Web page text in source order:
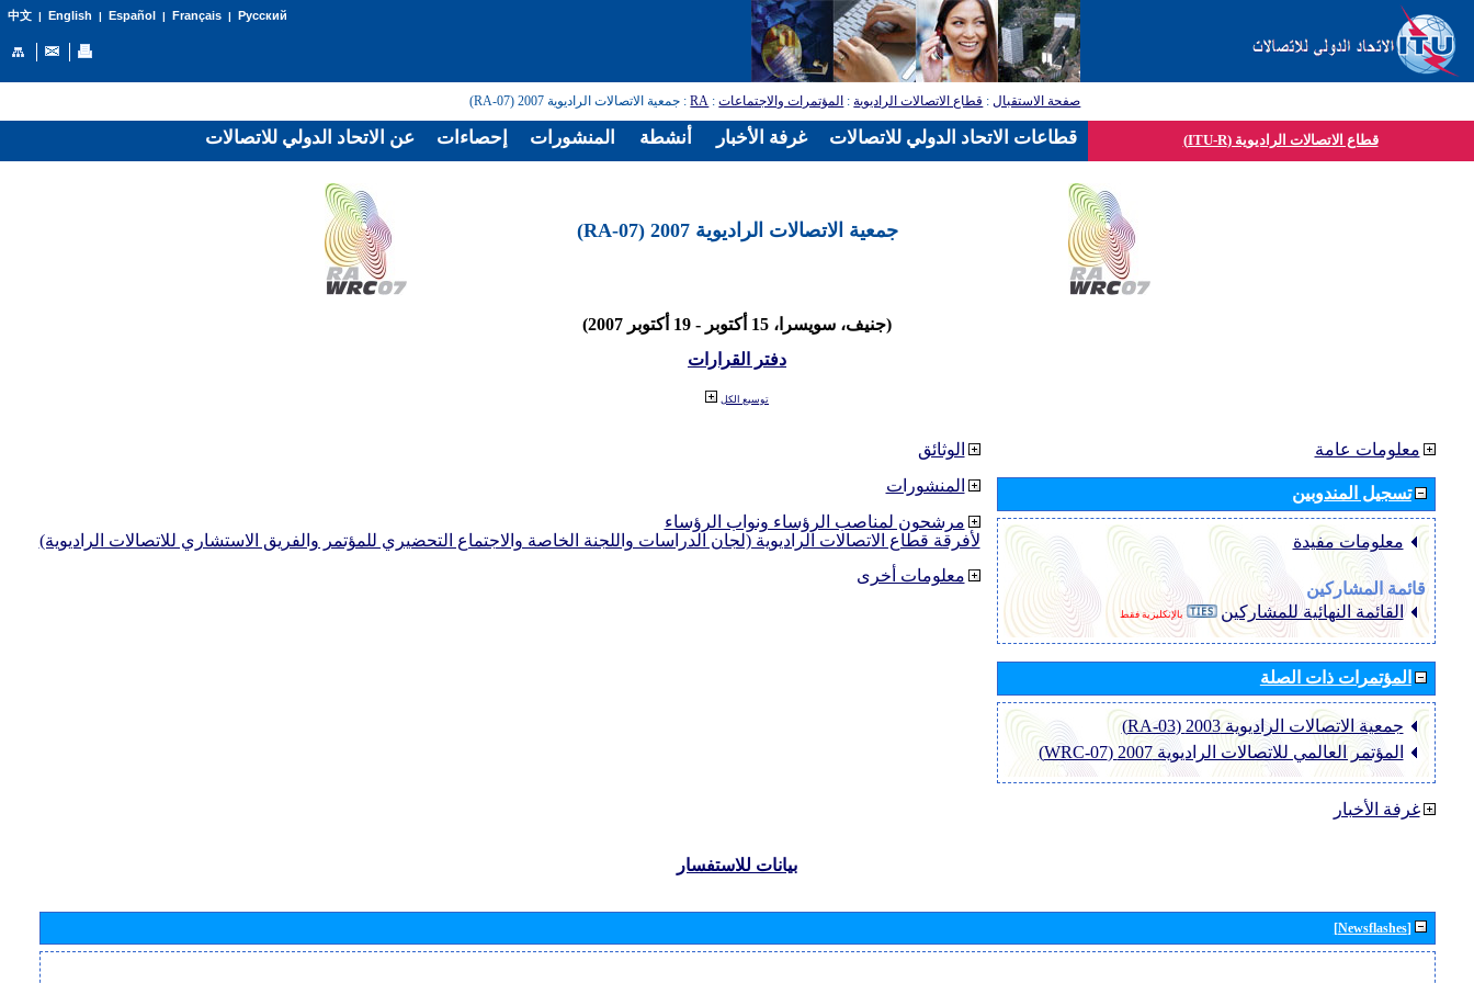
中文| English | Español | Français| Русский
صفحة الاستقبال: قطاع الاتصالات الراديوية: المؤتمرات والاجتماعات:
RA: جمعية الاتصالات الراديوية 2007 (RA-07)
قطاع الاتصالات الراديوية (ITU-R)
جمعية الاتصالات الراديوية 2007 (RA-07)
(جنيف، سويسرا، 15 أكتوبر - 19 أكتوبر 2007)
دفتر القرارات
توسيع الكل
الوثائق
المنشورات
مرشحون لمناصب الرؤساء ونواب الرؤساء
لأفرقة قطاع الاتصالات الراديوية (لجان الدراسات واللجنة الخاصة والاجتماع التحضيري للمؤتمر والفريق الاستشاري للاتصالات الراديوية)
معلومات أخرى
معلومات عامة
تسجيل المندوبين
معلومات مفيدة
قائمة المشاركين
القائمة النهائية للمشاركين
بالإنكليزية فقط
المؤتمرات ذات الصلة
جمعية الاتصالات الراديوية 2003 (RA-03)
المؤتمر العالمي للاتصالات الراديوية 2007 (WRC-07)
غرفة الأخبار
بيانات للاستفسار
[Newsflashes]
عن الاتحاد الدولي للاتصالات إحصاءات المنشورات أنشطة غرفة الأخبار قطاعات الاتحاد الدولي للاتصالات